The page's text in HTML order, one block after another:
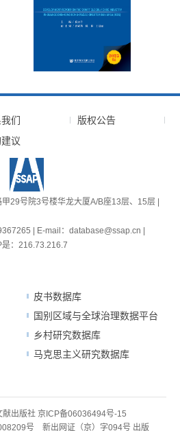
们
版权公告
议
29号院3号楼华龙大厦A/B座13层、15层 |
| E-mail：database@ssap.cn |
： 216.73.216.7
皮书数据库
国别区域与全球治理数据平台
乡村研究数据库
马克思主义研究数据库
献出版社 京ICP备06036494号-15
号 新出网证（京）字094号 出版